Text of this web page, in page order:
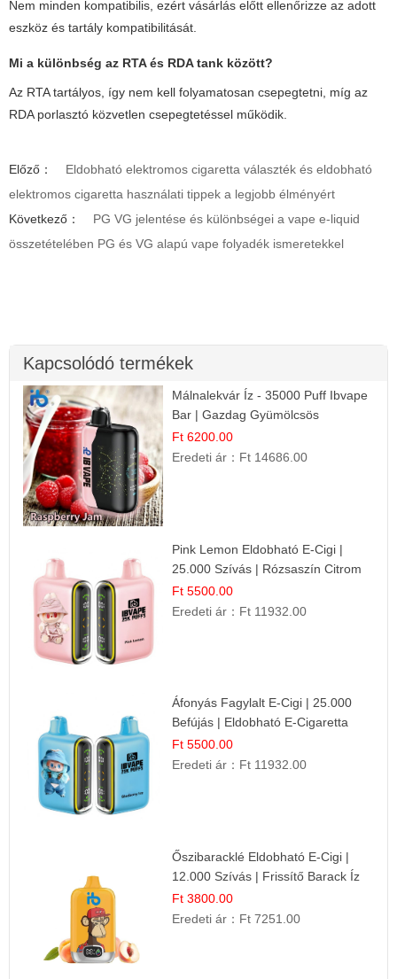
Nem minden kompatibilis, ezért vásárlás előtt ellenőrizze az adott
eszköz és tartály kompatibilitását.
Mi a különbség az RTA és RDAtank között?
Az RTA tartályos, így nem kell folyamatosan csepegtetni, míg az
RDA porlasztó közvetlen csepegtetéssel működik.
Előző：
Eldobható elektromos cigaretta választék és eldobható
elektromos cigaretta használati tippek a legjobb élményért
Következő：
PG VG jelentése és különbségei a vape e-liquid
összetételében PG és VG alapú vape folyadék ismeretekkel
Kapcsolódó termékek
Málnalekvár Íz - 35000 Puff Ibvape
Bar | Gazdag Gyümölcsös
Ízélmény!
Ft 6200.00
Eredeti ár： Ft 14686.00
Pink Lemon Eldobható E-Cigi |
25.000 Szívás | Rózsaszín Citrom
Íz
Ft 5500.00
Eredeti ár： Ft 11932.00
Áfonyás Fagylalt E-Cigi | 25.000
Befújás | Eldobható E-Cigaretta
Ft 5500.00
Eredeti ár： Ft 11932.00
Őszibaracklé Eldobható E-Cigi |
12.000 Szívás | Frissítő Barack Íz
Ft 3800.00
Eredeti ár： Ft 7251.00